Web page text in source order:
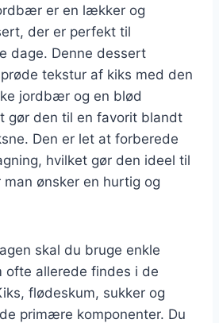
er en lækker og
der er perfekt til
dage. Denne dessert
tekstur af kiks med den
jordbær og en blød
gør den til en favorit blandt
Den er let at forberede
hvilket gør den ideel til
ønsker en hurtig og
skal du bruge enkle
ofte allerede findes i de
flødeskum, sukker og
primære komponenter. Du